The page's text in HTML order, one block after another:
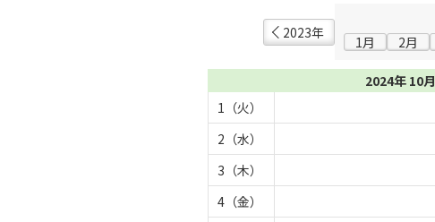
2023年
1月 2月
2024年 10月
1（火）
2（水）
3（木）
4（金）